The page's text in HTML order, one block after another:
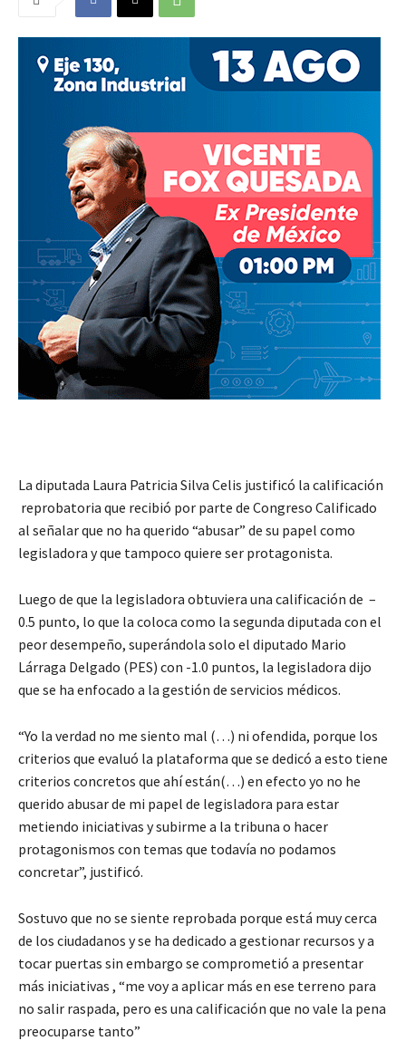
La diputada Laura Patricia Silva Celis justificó la calificación
reprobatoria que recibió por parte de Congreso Calificado
al señalar que no ha querido “abusar” de su papel como
legisladora y que tampoco quiere ser protagonista.
Luego de que la legisladora obtuviera una calificación de –
0.5 punto, lo que la coloca como la segunda diputada con el
peor desempeño, superándola solo el diputado Mario
Lárraga Delgado (PES) con -1.0 puntos, la legisladora dijo
que se ha enfocado a la gestión de servicios médicos.
“Yo la verdad no me siento mal (…) ni ofendida, porque los
criterios que evaluó la plataforma que se dedicó a esto tiene
criterios concretos que ahí están(…) en efecto yo no he
querido abusar de mi papel de legisladora para estar
metiendo iniciativas y subirme a la tribuna o hacer
protagonismos con temas que todavía no podamos
concretar”, justificó.
Sostuvo que no se siente reprobada porque está muy cerca
de los ciudadanos y se ha dedicado a gestionar recursos y a
tocar puertas sin embargo se comprometió a presentar
más iniciativas , “me voy a aplicar más en ese terreno para
no salir raspada, pero es una calificación que no vale la pena
preocuparse tanto”